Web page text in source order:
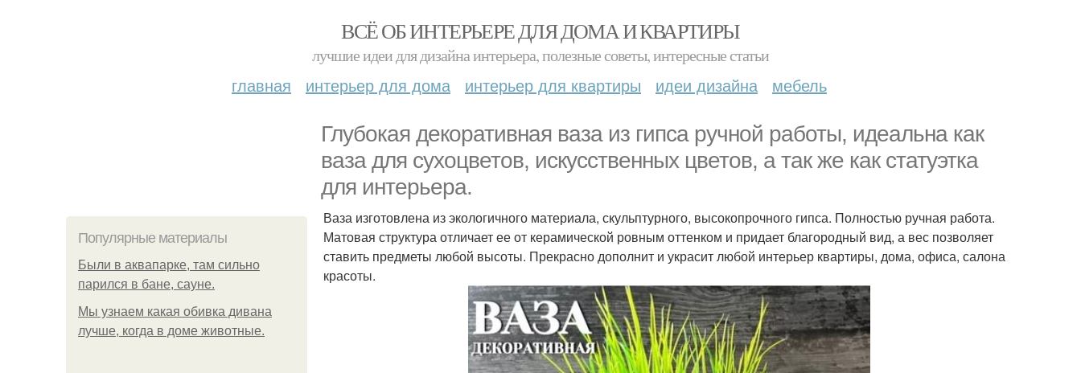
ВСЁ ОБ ИНТЕРЬЕРЕ ДЛЯ ДОМА И КВАРТИРЫ
лучшие идеи для дизайна интерьера, полезные советы, интересные статьи
главная интерьер для дома интерьер для квартиры идеи дизайна мебель
Глубокая декоративная ваза из гипса ручной работы, идеальна как
ваза для сухоцветов, искусственных цветов, а так же как статуэтка
для интерьера.
Популярные материалы
Были в аквапарке, там сильно
парился в бане, сауне.
Мы узнаем какая обивка дивана
лучше, когда в доме животные.
Ваза изготовлена из экологичного материала, скульптурного, высокопрочного гипса. Полностью ручная работа.
Матовая структура отличает ее от керамической ровным оттенком и придает благородный вид, а вес позволяет
ставить предметы любой высоты. Прекрасно дополнит и украсит любой интерьер квартиры, дома, офиса, салона
красоты.